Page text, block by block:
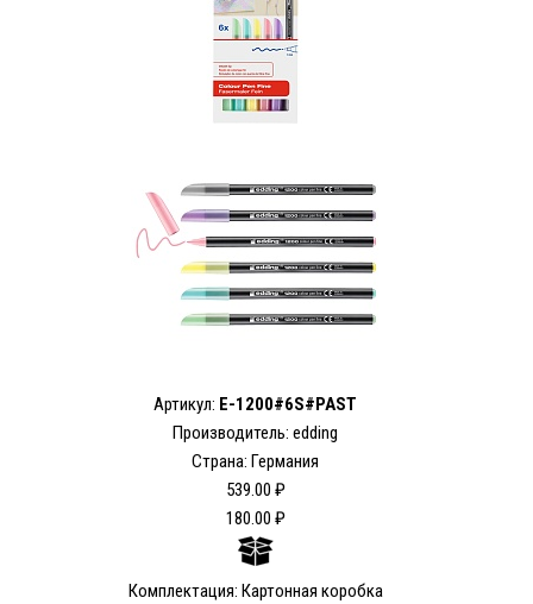
Артикул: E-1200#6S#PAST
Производитель: edding
Страна: Германия
539.00 ₽
180.00 ₽
Комплектация: Картонная коробка